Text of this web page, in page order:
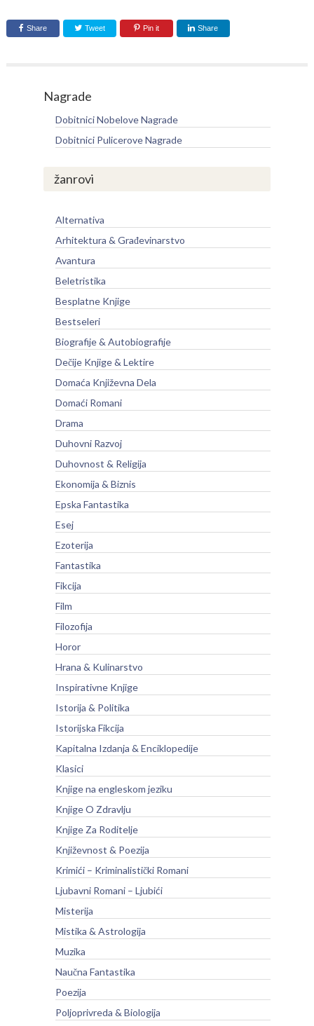
Share Tweet Pin it Share
Nagrade
Dobitnici Nobelove Nagrade
Dobitnici Pulicerove Nagrade
žanrovi
Alternativa
Arhitektura & Građevinarstvo
Avantura
Beletristika
Besplatne Knjige
Bestseleri
Biografije & Autobiografije
Dečije Knjige & Lektire
Domaća Književna Dela
Domaći Romani
Drama
Duhovni Razvoj
Duhovnost & Religija
Ekonomija & Biznis
Epska Fantastika
Esej
Ezoterija
Fantastika
Fikcija
Film
Filozofija
Horor
Hrana & Kulinarstvo
Inspirativne Knjige
Istorija & Politika
Istorijska Fikcija
Kapitalna Izdanja & Enciklopedije
Klasici
Knjige na engleskom jeziku
Knjige O Zdravlju
Knjige Za Roditelje
Književnost & Poezija
Krimići – Kriminalistički Romani
Ljubavni Romani – Ljubići
Misterija
Mistika & Astrologija
Muzika
Naučna Fantastika
Poezija
Poljoprivreda & Biologija